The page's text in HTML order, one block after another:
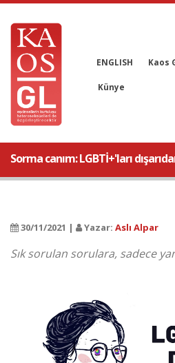
ENGLISH Kaos
Künye
Sorma canım: LGBTİ+'ları
30/11/2021 | Yazar: Aslı Alpar
Sık sorulan sorulara, sadece